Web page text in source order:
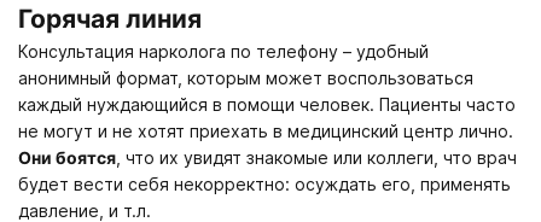
Горячая линия
Консультация нарколога по телефону – удобный
анонимный формат, которым может воспользоваться
каждый нуждающийся в помощи человек. Пациенты часто
не могут и не хотят приехать в медицинский центр лично.
Они боятся , что их увидят знакомые или коллеги, что врач
будет вести себя некорректно: осуждать его, применять
давление, и т.л.